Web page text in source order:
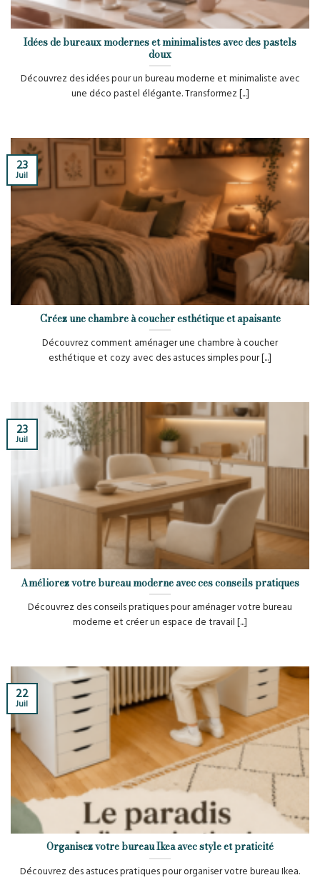
Idées de bureaux modernes et minimalistes avec des pastels
doux
Découvrez des idées pour un bureau moderne et minimaliste avec
une déco pastel élégante. Transformez [...]
Créez une chambre à coucher esthétique et apaisante
Découvrez comment aménager une chambre à coucher
esthétique et cozy avec des astuces simples pour [...]
23
Juil
Améliorez votre bureau moderne avec ces conseils pratiques
Découvrez des conseils pratiques pour aménager votre bureau
moderne et créer un espace de travail [...]
23
Juil
Organisez votre bureau Ikea avec style et praticité
Découvrez des astuces pratiques pour organiser votre bureau Ikea.
22
Juil